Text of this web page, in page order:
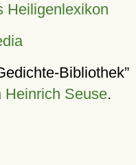
Heiligenlexikon
Bibliothek
Heinrich Seuse.